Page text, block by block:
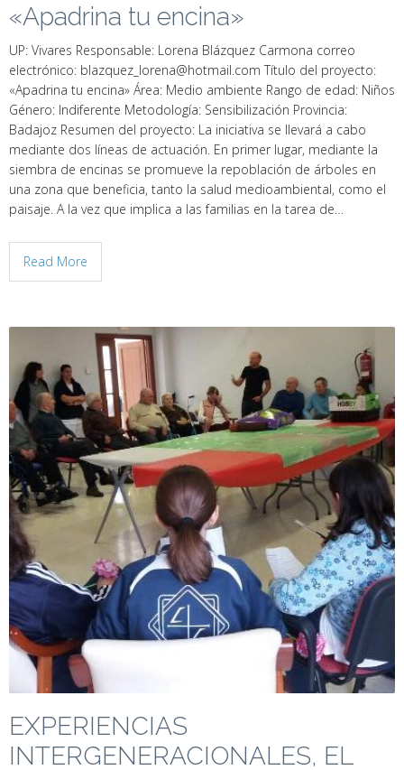
«Apadrina tu encina»
UP: Vivares Responsable: Lorena Blázquez Carmona correo
electrónico: blazquez_lorena@hotmail.com Título del proyecto:
«Apadrina tu encina» Área: Medio ambiente Rango de edad: Niños
Género: Indiferente Metodología: Sensibilización Provincia:
Badajoz Resumen del proyecto: La iniciativa se llevará a cabo
mediante dos líneas de actuación. En primer lugar, mediante la
siembra de encinas se promueve la repoblación de árboles en
una zona que beneficia, tanto la salud medioambiental, como el
paisaje. A la vez que implica a las familias en la tarea de…
Read More
EXPERIENCIAS
INTERGENERACIONALES, EL